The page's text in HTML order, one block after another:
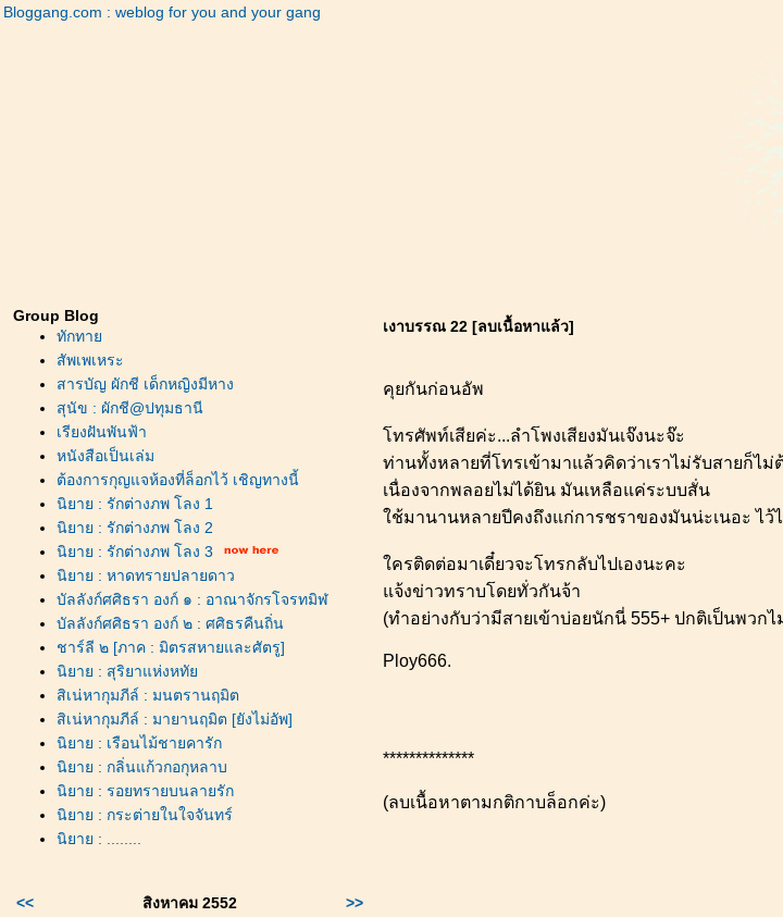
Bloggang.com : weblog for you and your gang
Group Blog
ทักทา
สัพเพเหระ
สารบัญ ผักชี เด็กหญิงมีหาง
สุนัข : ผักชี@ปทุมธานี
เรียงฝันพันฟ้า
หนังสือเป็นเล่ม
ต้องการกุญแจห้องที่ล็อกไว้ เชิญทางนี้
นิยาย : รักต่างภพ โลง 1
นิยาย : รักต่างภพ โลง 2
นิยาย : รักต่างภพ โลง 3
นิยาย : หาดทรายปลายดาว
บัลลังก์ศศิธรา องก์ ๑ : อาณาจักรโจรทมิฬ
บัลลังก์ศศิธรา องก์ ๒ : ศศิธรคืนถิ่น
ชาร์ลี ๒ [ภาค : มิตรสหายและศัตรู]
นิยาย : สุริยาแห่งหทั
สิเน่หากุมภีล์ : มนตรานฤมิต
สิเน่หากุมภีล์ : มายานฤมิต [ยังไม่อัพ]
นิยาย : เรือนไม้ชายคารัก
นิยาย : กลิ่นแก้วกอกุหลาบ
นิยาย : รอยทรายบนลายรัก
นิยาย : กระต่ายในใจจันทร์
นิยาย : ........
<< สิงหาคม 2552
>>
เงาบรรณ 22 [ลบเนื้อหาแล้ว]
คุยกันก่อนอัพ
ทรศัพท์เสียค่ะ...ลำโพงเสียงมันเจ๊งนะจ๊ะ
ท่านทั้งหลายที่โทรเข้ามาแล้วคิดว่าเราไม่รับสายก็ไม่
เนื่องจากพลอยไม่ได้ยิน มันเหลือแค่ระบบสั่น
ช้มานานหลายปีคงถึงแก่การชราของมันน่ะเนอะ ไว้
ครติดต่อมาเดี๋ยวจะโทรกลับไปเองนะคะ
จ้งข่าวทราบโดยทั่วกันจ้า
(ทำอย่างกับว่ามีสายเข้าบ่อยนักนี่ 555+ ปกติเป็นพวก
Ploy666.
**************
(ลบเนื้อหาตามกติกาบล็อกค่ะ)